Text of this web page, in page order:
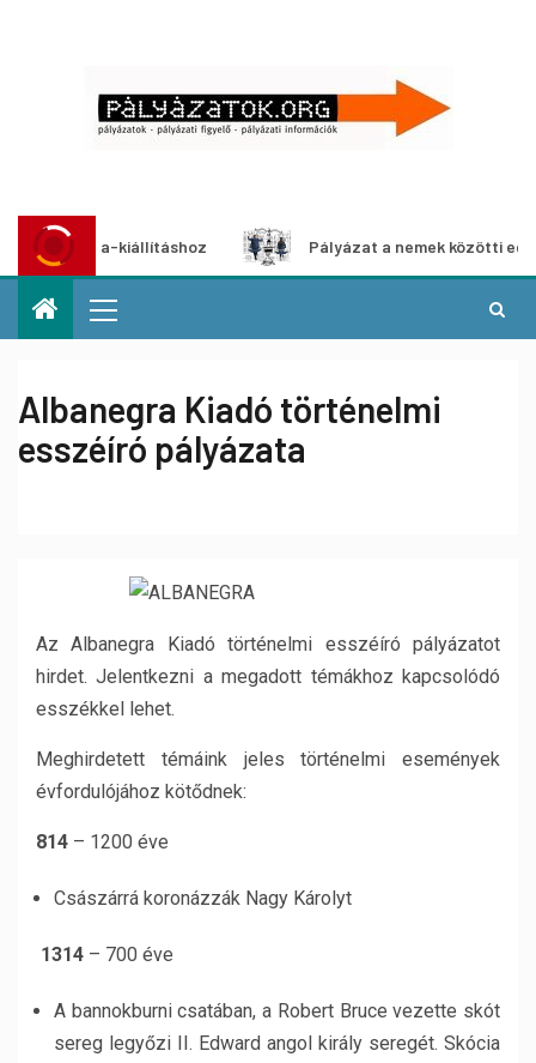
kiállításhoz Pályázat a nemek közötti egyenlőség
Albanegra Kiadó történelmi
esszéíró pályázata
Az Albanegra Kiadó történelmi esszéíró pályázatot
hirdet. Jelentkezni a megadott témákhoz kapcsolódó
esszékkel lehet.
Meghirdetett témáink jeles történelmi események
évfordulójához kötődnek:
814 – 1200 éve
Császárrá koronázzák Nagy Károlyt
1314 – 700 éve
A bannokburni csatában, a Robert Bruce vezette skót
sereg legyőzi II. Edward angol király seregét. Skócia